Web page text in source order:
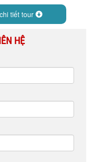
tiết tour
HỆ